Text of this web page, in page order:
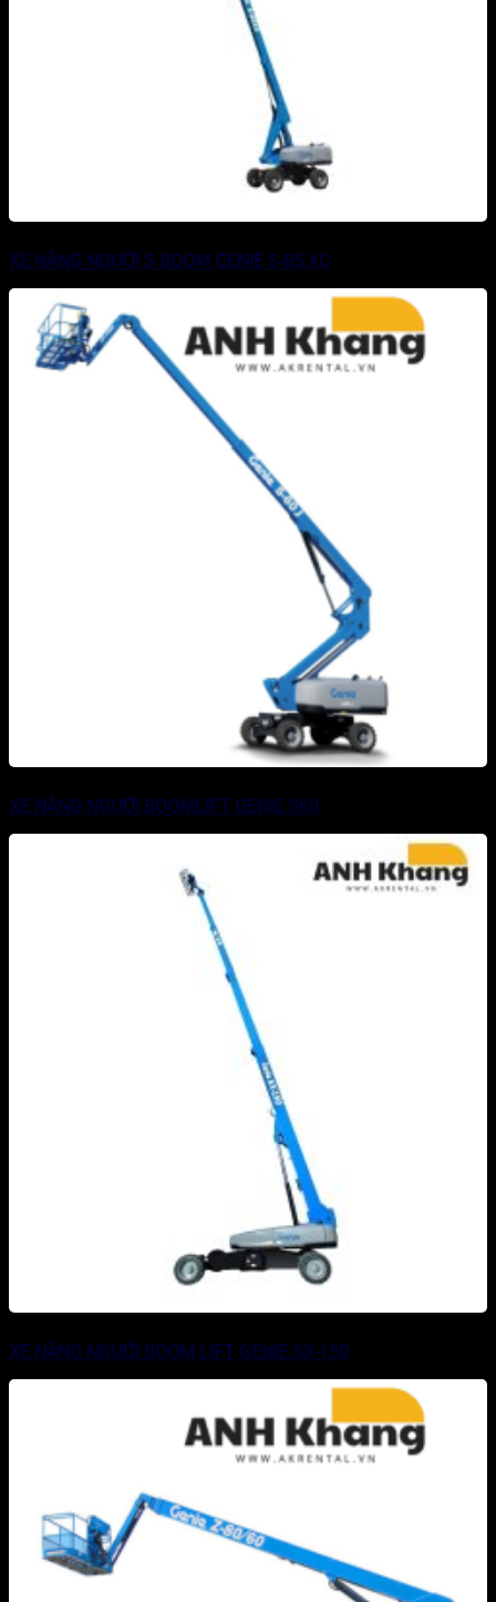
XE NÂNG NGƯỜI S BOOM GENIE S-85 XC
XE NÂNG NGƯỜI BOOMLIFT GENIE S60
XE NÂNG NGƯỜI BOOM LIFT GENIE SX-150